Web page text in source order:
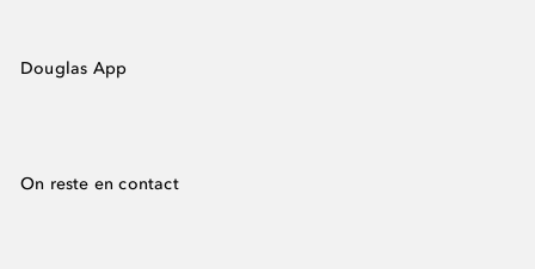
Douglas App
On reste en contact